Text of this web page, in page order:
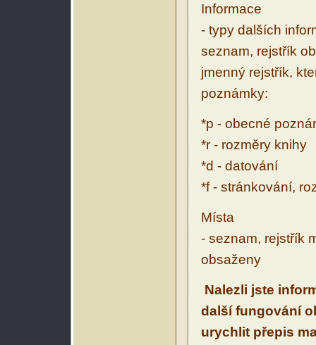
Informace
- typy dalších
seznam, rejstřík
jmenný rejstřík,
poznámky:
*p - obecné
*r - rozměry knihy
*d - datování
*f - stránkování,
Místa
- seznam, rejstřík
obsaženy
Nalezli jste
další fungování
urychlit přepis